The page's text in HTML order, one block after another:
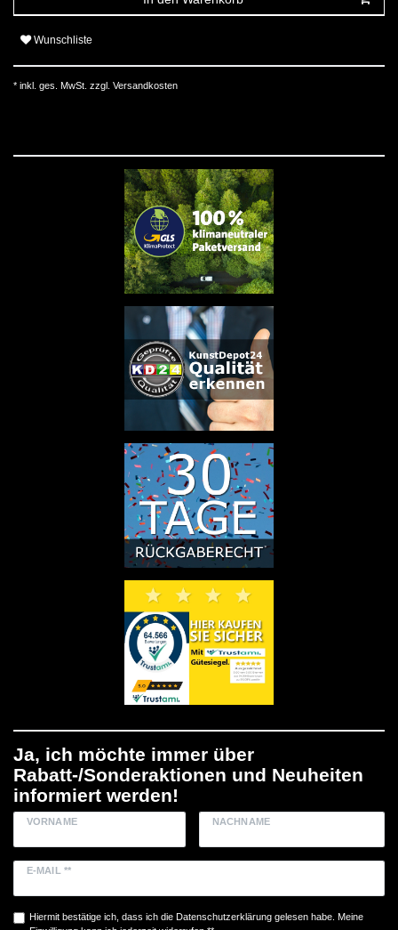
Wunschliste
* inkl. ges. MwSt. zzgl. Versandkosten
Ja, ich möchte immer über
Rabatt-/Sonderaktionen und Neuheiten
informiert werden!
VORNAME NACHNAME
E-MAIL **
Hiermit bestätige ich, dass ich die Daten­schutz­erklärunggelesen habe. Meine